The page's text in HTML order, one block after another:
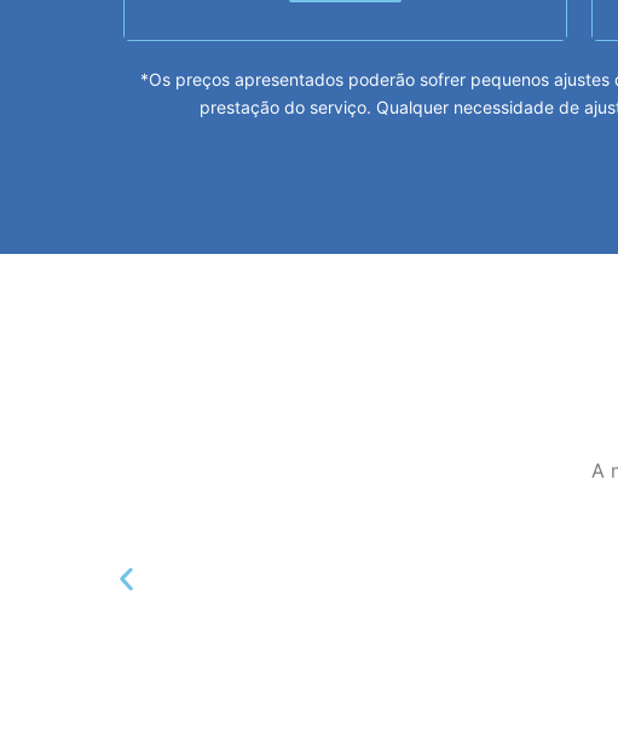
*Os preços apresentados poderão sofrer pequenos
prestação do serviço. Qualquer necessidade de
A